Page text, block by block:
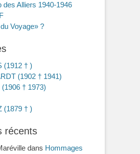
des Alliers 1940-1946
Voyage» ?
(1912 † )
(1902 † 1941)
† 1973)
(1879 † )
récents
dans Hommages